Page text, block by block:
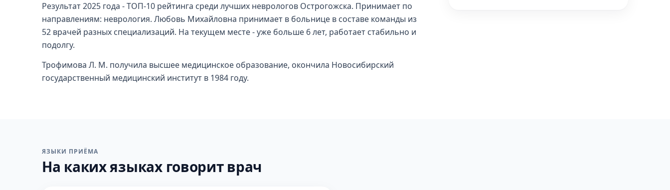
Результат 2025 года - ТОП-10 рейтинга среди лучших неврологов Острогожска. Принимает по
направлениям: неврология. Любовь Михайловна принимает в больнице в составе команды из
52 врачей разных специализаций. На текущем месте - уже больше 6 лет, работает стабильно и
подолгу.
Трофимова Л. М. получила высшее медицинское образование, окончила Новосибирский
государственный медицинский институт в 1984 году.
ЯЗЫКИ ПРИЁМА
На каких языках говорит врач